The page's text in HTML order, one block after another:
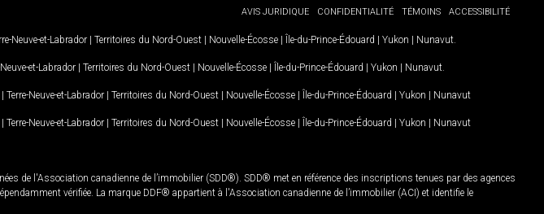
AVIS JURIDIQUE
CONFIDENTIALITÉ TÉMOINS ACCESSIBILITÉ
Neuve-et-Labrador | Territoires du Nord-Ouest | Nouvelle-Écosse | Île-du-Prince-Édouard | Yukon | Nunavut
et-Labrador | Territoires du Nord-Ouest | Nouvelle-Écosse | Île-du-Prince-Édouard | Yukon | Nunavut
| Terre-Neuve-et-Labrador | Territoires du Nord-Ouest | Nouvelle-Écosse | Île-du-Prince-Édouard | Yukon | Nunavut
| Terre-Neuve-et-Labrador | Territoires du Nord-Ouest | Nouvelle-Écosse | Île-du-Prince-Édouard | Yukon | Nunavut
de l'Association canadienne de l’immobilier (SDD®). SDD® met en référence des inscriptions tenues par des agences
vérifiée. La marque DDF® appartient à l'Association canadienne de l’immobilier (ACI) et identifie le